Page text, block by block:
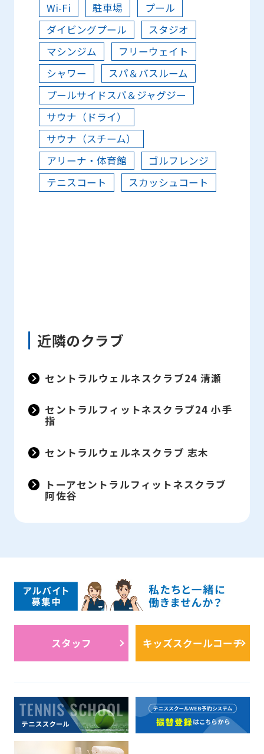
Wi-Fi 駐車場
プール
ダイビングプール
スタジオ
マシンジム
フリーウェイト
シャワー
スパ＆バスルーム
プールサイドスパ＆ジャグジー
サウナ（ドライ）
サウナ（スチーム）
アリーナ・体育館
ゴルフレンジ
テニスコート
スカッシュコート
近隣のクラブ
セントラルウェルネスクラブ24 清瀬
セントラルフィットネスクラブ24 小手
指
セントラルウェルネスクラブ 志木
トーアセントラルフィットネスクラブ
阿佐谷
スタッフ キッズスクールコーチ